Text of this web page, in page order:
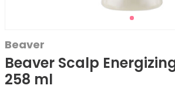
Beaver
Beaver Scalp
258 ml